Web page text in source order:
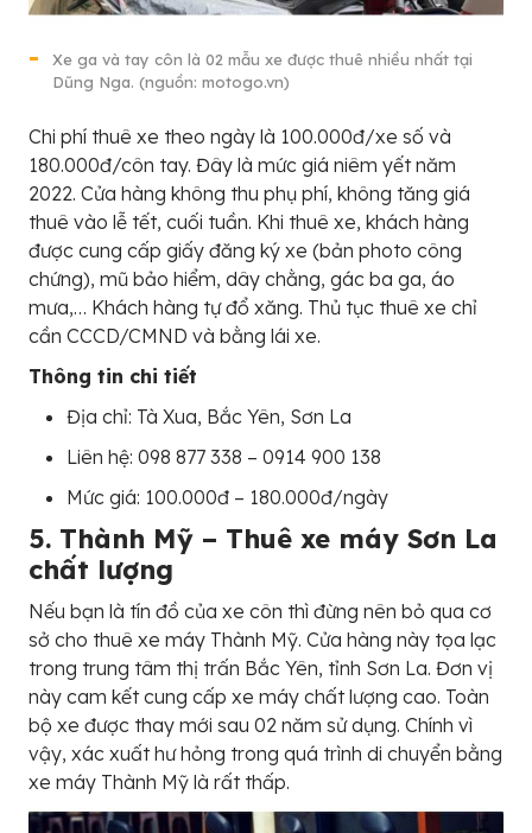
Xe ga và tay côn là 02 mẫu xe được thuê nhiều nhất tại
Dũng Nga. (nguồn: motogo.vn)
Chi phí thuê xe theo ngày là 100.000đ/xe số và
180.000đ/côn tay. Đây là mức giá niêm yết năm
2022. Cửa hàng không thu phụ phí, không tăng giá
thuê vào lễ tết, cuối tuần. Khi thuê xe, khách hàng
được cung cấp giấy đăng ký xe (bản photo công
chứng), mũ bảo hiểm, dây chằng, gác ba ga, áo
mưa,… Khách hàng tự đổ xăng. Thủ tục thuê xe chỉ
cần CCCD/CMND và bằng lái xe.
Thông tin chi tiết
Địa chỉ: Tà Xua, Bắc Yên, Sơn La
Liên hệ: 098 877 338 – 0914 900 138
Mức giá: 100.000đ – 180.000đ/ngày
5. Thành Mỹ – Thuê xe máy Sơn La
chất lượng
Nếu bạn là tín đồ của xe côn thì đừng nên bỏ qua cơ
sở cho thuê xe máy Thành Mỹ. Cửa hàng này tọa lạc
trong trung tâm thị trấn Bắc Yên, tỉnh Sơn La. Đơn vị
này cam kết cung cấp xe máy chất lượng cao. Toàn
bộ xe được thay mới sau 02 năm sử dụng. Chính vì
vậy, xác xuất hư hỏng trong quá trình di chuyển bằng
xe máy Thành Mỹ là rất thấp.